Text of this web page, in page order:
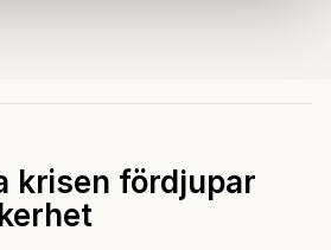
krisen fördjupar